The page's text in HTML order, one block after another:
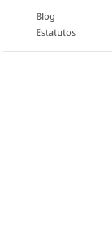
Blog
Estatutos